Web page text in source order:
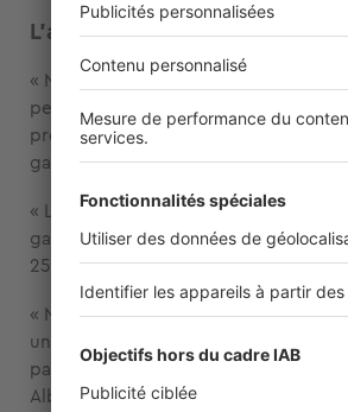
L'avis des pros de
« Nous avons vendu un grand 3
petit studio s’est vendu en 2021 à 85
preneur à 265 000 €. Enfin, rue
garage a été vendu 367 000 € ».
« L’agence a récemment vendu dans
garage en moins de 10 jours à 418
250 m² a trouvé preneur à 1,3 M €.
« Nous avons signé un deux-pièces
une seule et unique visite ! Je pense
parti pour 275 000 €. Ces prix
Alban Leloup, agent immobilier à Nice